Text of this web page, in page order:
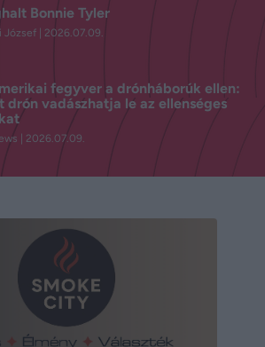
Bonnie Tyler
József 2026.07.09.
fegyver a drónháborúk ellen:
drón vadászhatja le az ellenséges
2026.07.09.